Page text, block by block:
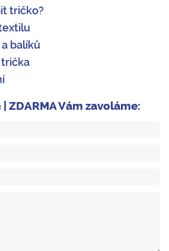
tričko?
balíků
ZDARMA Vám zavoláme: